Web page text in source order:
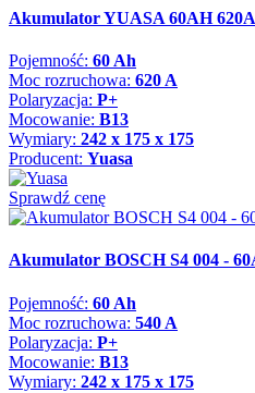
Akumulator YUASA 60AH
Pojemność: 60 Ah
Moc rozruchowa: 620 A
Polaryzacja: P+
Mocowanie: B13
Wymiary: 242 x 175 x 175
Producent: Yuasa
Sprawdź cenę
Akumulator BOSCH S4 004 -
Pojemność: 60 Ah
Moc rozruchowa: 540 A
Polaryzacja: P+
Mocowanie: B13
Wymiary: 242 x 175 x 175